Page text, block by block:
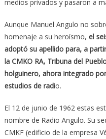
medios privados y pasaron a
Aunque Manuel Angulo no
homenaje a su heroísmo, el
adoptó su apellido para, a
la CMKO RA, Tribuna del
holguinero, ahora integrado
estudios de radio.
El 12 de junio de 1962 estas
nombre de Radio Angulo. Su
CMKF (edificio de la empresa